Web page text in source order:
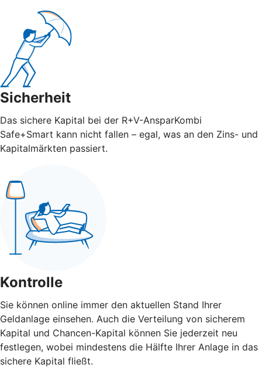
Sicherheit
Das sichere Kapital bei der R+V-AnsparKombi
Safe+Smart kann nicht fallen – egal, was an den Zins- und
Kapitalmärkten passiert.
Kontrolle
Sie können online immer den aktuellen Stand Ihrer
Geldanlage einsehen. Auch die Verteilung von sicherem
Kapital und Chancen-Kapital können Sie jederzeit neu
festlegen, wobei mindestens die Hälfte Ihrer Anlage in das
sichere Kapital fließt.